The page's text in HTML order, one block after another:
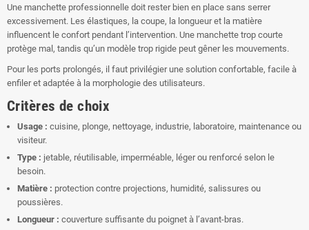
Une manchette professionnelle doit rester bien en place sans serrer
excessivement. Les élastiques, la coupe, la longueur et la matière
influencent le confort pendant l’intervention. Une manchette trop courte
protège mal, tandis qu’un modèle trop rigide peut gêner les mouvements.
Pour les ports prolongés, il faut privilégier une solution confortable, facile à
enfiler et adaptée à la morphologie des utilisateurs.
Critères de choix
Usage : cuisine, plonge, nettoyage, industrie, laboratoire, maintenance ou
visiteur.
Type : jetable, réutilisable, imperméable, léger ou renforcé selon le
besoin.
Matière : protection contre projections, humidité, salissures ou
poussières.
Longueur : couverture suffisante du poignet à l’avant-bras.